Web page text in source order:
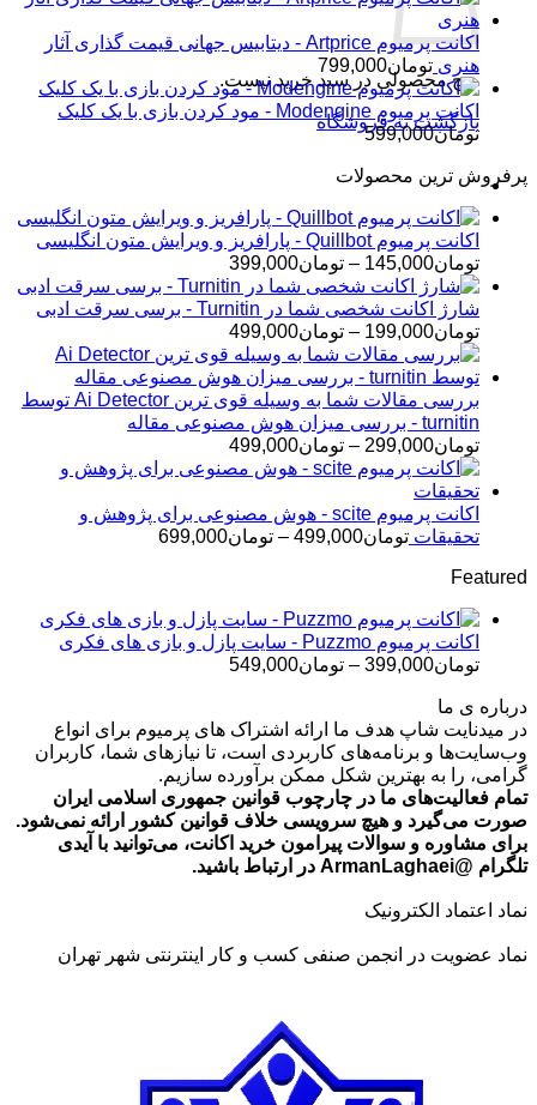
هیچ محصولی در سبد خرید نیست.
بازگشت به فروشگاه
اکانت پرمیوم Artprice - دیتابیس جهانی قیمت ‌گذاری آثار
هنری تومان799,000
اکانت پرمیوم Modengine - مود کردن بازی با یک کلیک
تومان599,000
پرفروش ترین محصولات
اکانت پرمیوم Quillbot - پارافریز و ویرایش متون انگلیسی
تومان145,000
– تومان399,000محدوده
قیمت:
تومان145,000
تا
تومان399,000
شارژ اکانت شخصی شما در Turnitin - برسی سرقت ادبی
تومان199,000
– تومان499,000محدوده
قیمت:
تومان199,000
تا
تومان499,000
بررسی مقالات شما به وسیله قوی ترین Ai Detector توسط
turnitin - بررسی میزان هوش مصنوعی مقاله
تومان299,000
– تومان499,000محدوده
قیمت:
تا
تومان499,000
اکانت پرمیوم scite - هوش مصنوعی برای پژوهش و
تحقیقات تومان499,000
– تومان699,000محدوده
تومان699,000
Featured
اکانت پرمیوم Puzzmo - سایت پازل و بازی های فکری
تومان399,000
– تومان549,000
تا
تومان549,000
درباره ی ما
در میدنایت شاپ هدف ما ارائه اشتراک های پرمیوم برای انواع
وب‌سایت‌ها و برنامه‌های کاربردی است، تا نیازهای شما، کاربران
گرامی، را به بهترین شکل ممکن برآورده سازیم.
تمام فعالیت‌های ما در چارچوب قوانین جمهوری اسلامی ایران
صورت می‌گیرد و هیچ سرویسی خلاف قوانین کشور ارائه نمی‌شود.
برای مشاوره و سوالات پیرامون خرید اکانت، می‌توانید با آیدی
تلگرام @ArmanLaghaei در ارتباط باشید.
نماد اعتماد الکترونیک
نماد عضویت در انجمن صنفی کسب و کار اینترنتی شهر تهران